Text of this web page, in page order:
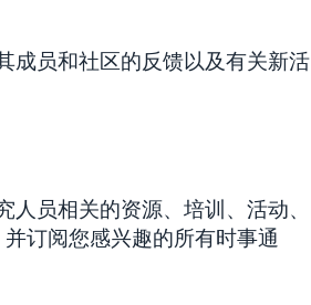
成员和社区的反馈以及有关新活
员相关的资源、培训、活动、
并订阅您感兴趣的所有时事通